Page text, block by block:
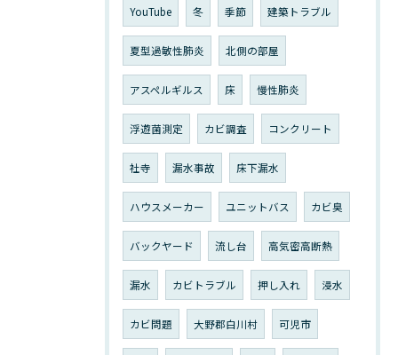
YouTube 冬 季節 建築トラブル
夏型過敏性肺炎 北側の部屋
アスペルギルス 床 慢性肺炎
浮遊菌測定 カビ調査 コンクリート
社寺 漏水事故 床下漏水
ハウスメーカー ユニットバス カビ臭
バックヤード 流し台 高気密高断熱
漏水 カビトラブル 押し入れ 浸水
カビ問題 大野郡白川村 可児市